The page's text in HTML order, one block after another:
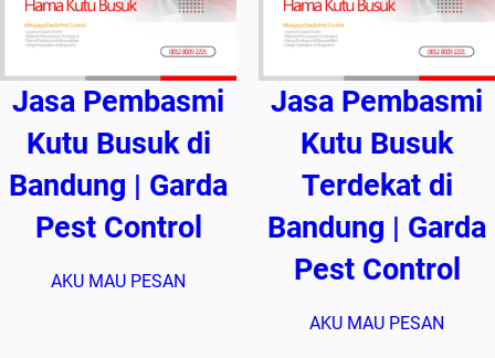
Jasa Pembasmi
Kutu Busuk di
Bandung | Garda
Pest Control
AKU MAU PESAN
Jasa Pembasmi
Kutu Busuk
Terdekat di
Bandung | Garda
Pest Control
AKU MAU PESAN